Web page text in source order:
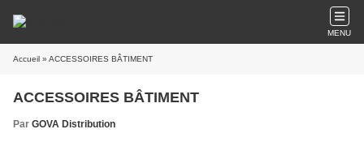
MENU
Accueil » ACCESSOIRES BÂTIMENT
ACCESSOIRES BÂTIMENT
Par GOVA Distribution